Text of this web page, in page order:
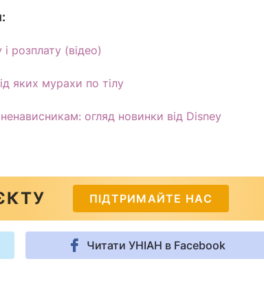
розплату (відео)
яких мурахи по тілу
огляд новинки від Disney
ПІДТРИМАЙТЕ НАС
Читати УНІАН в Facebook